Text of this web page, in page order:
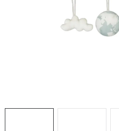
Obchodní podmínky